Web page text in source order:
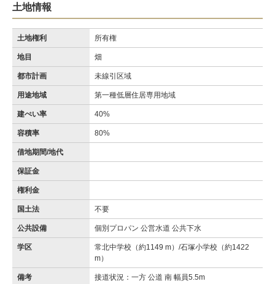
土地情報
土地権利 所有権
地目 畑
都市計画 未線引区域
用途地域 第一種低層住居専用地域
建ぺい率 40%
容積率 80%
借地期間/地代
保証金
権利金
国土法 不要
公共設備 個別プロパン 公営水道 公共下水
学区
常北中学校（約1149 m）/石塚小学校（約1422
m）
備考 接道状況：一方 公道 南 幅員5.5m